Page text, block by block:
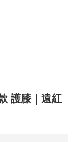
護膝｜遠紅